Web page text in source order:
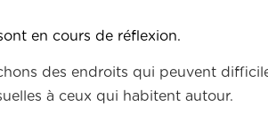
en cours de réflexion.
des endroits qui peuvent
à ceux qui habitent autour.